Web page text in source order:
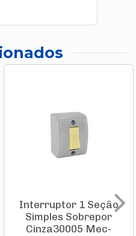
Interruptor 1 Seção
Simples Sobrepor
Cinza30005 Mec-